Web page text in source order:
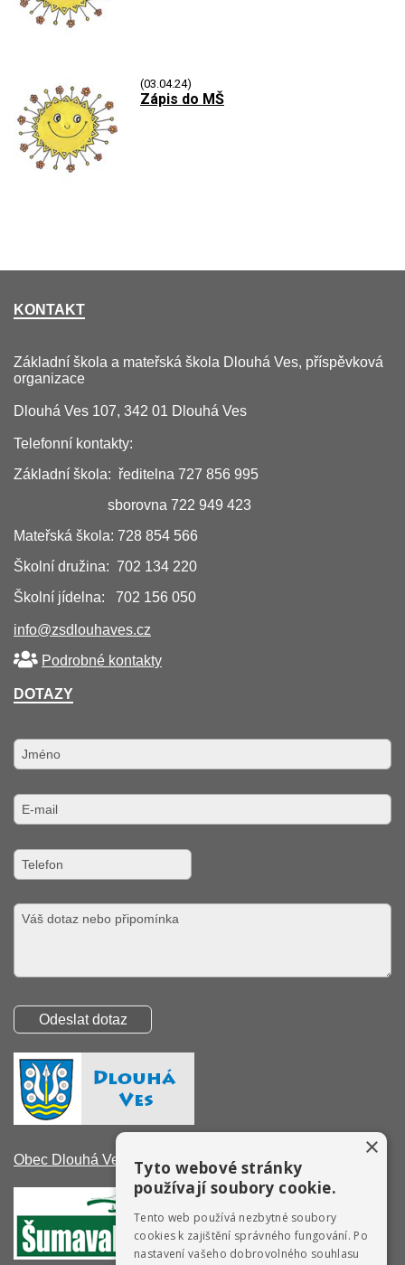
(03.04.24)
Zápis do MŠ
KONTAKT
Základní škola a mateřská škola Dlouhá Ves, příspěvková
organizace
Dlouhá Ves 107, 342 01 Dlouhá Ves
Telefonní kontakty:
Základní škola: ředitelna 727 856 995
sborovna 722 949 423
Mateřská škola: 728 854 566
Školní družina: 702 134 220
Školní jídelna: 702 156 050
info@zsdlouhaves.cz
Podrobné kontakty
DOTAZY
Obec Dlouhá Ves ×
Tyto webové stránky
používají soubory cookie.
Tento web používá nezbytné soubory
cookies k zajištění správného fungování. Po
nastavení vašeho dobrovolného souhlasu